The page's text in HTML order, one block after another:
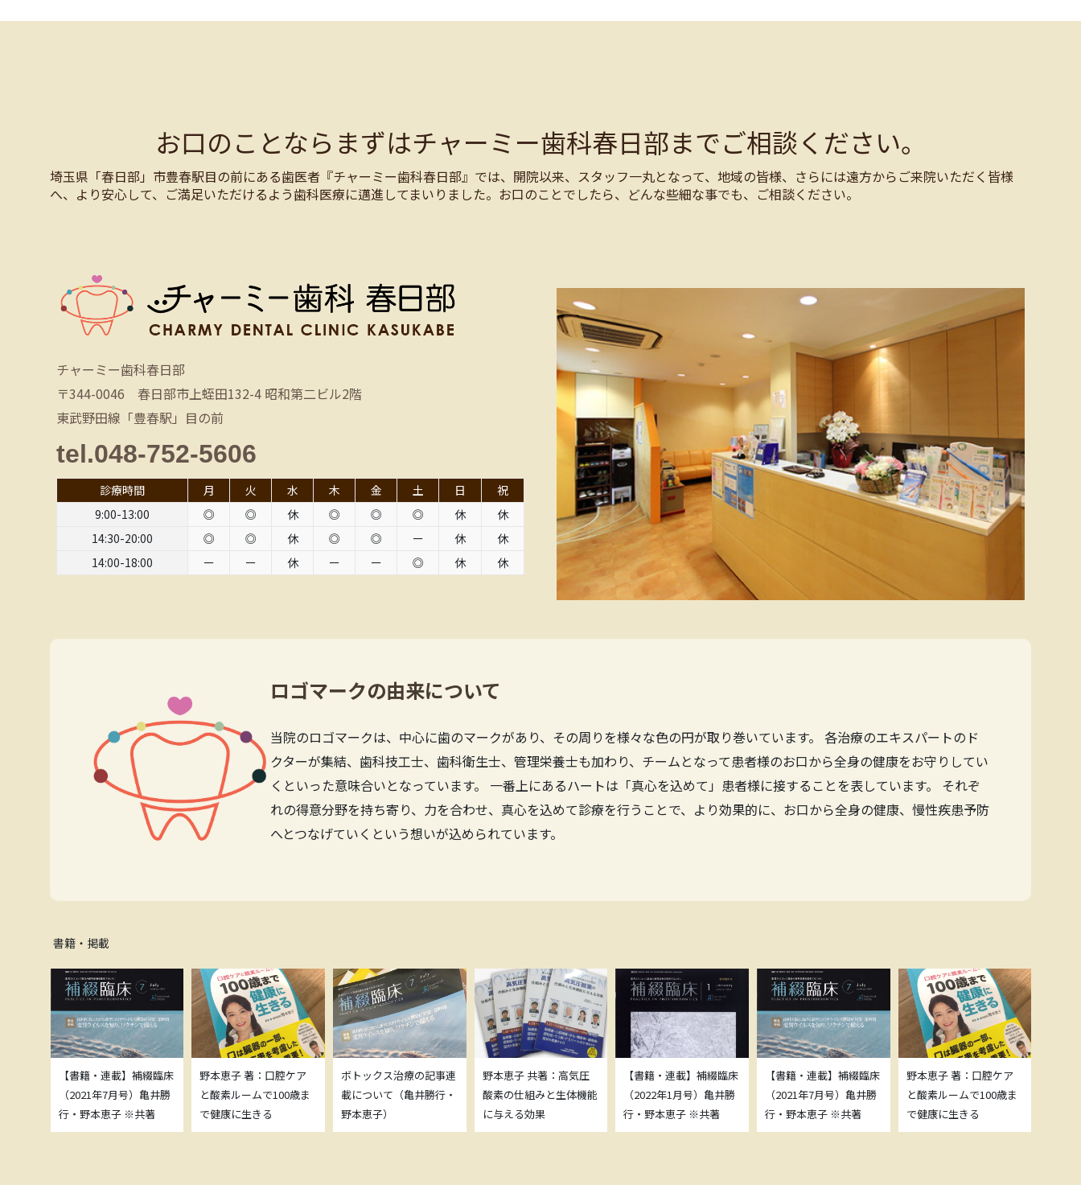
お口のことならまずはチャーミー歯科春日部までご相談ください。
埼玉県「春日部」市豊春駅目の前にある歯医者『チャーミー歯科春日部』では、開院以来、スタッフ一丸となって、地域の皆様、さらには遠方からご来院いただく皆様
へ、より安心して、ご満足いただけるよう歯科医療に邁進してまいりました。お口のことでしたら、どんな些細な事でも、ご相談ください。
チャーミー歯科春日部
〒344-0046 春日部市上蛭田132-4 昭和第二ビル2階
東武野田線「豊春駅」目の前
tel.048-752-5606
診療時間 月 火 水 木 金 土 日
祝
9:00-13:00
◎ ◎ 休 ◎ ◎ ◎ 休
休
14:30-20:00
◎ ◎ 休 ◎ ◎ ー 休
休
14:00-18:00
ー ー 休 ー ー ◎ 休 休
ロゴマークの由来について
当院のロゴマークは、中心に歯のマークがあり、その周りを様々な色の円が取り巻いています。 各治療のエキスパートのド
クターが集結、歯科技工士、歯科衛生士、管理栄養士も加わり、チームとなって患者様のお口から全身の健康をお守りしてい
くといった意味合いとなっています。 一番上にあるハートは「真心を込めて」患者様に接することを表しています。 それぞ
れの得意分野を持ち寄り、力を合わせ、真心を込めて診療を行うことで、より効果的に、お口から全身の健康、慢性疾患予防
へとつなげていくという想いが込められています。
書籍・掲載
【書籍・連載】補綴臨床
（2021年7月号）亀井勝
行・野本恵子 ※共著
野本恵子 著：口腔ケア
と酸素ルームで100歳ま
で健康に生きる
ボトックス治療の記事連
載について（亀井勝行・
野本恵子）
野本恵子 共著：高気圧
酸素の仕組みと生体機能
に与える効果
【書籍・連載】補綴臨床
（2022年1月号）亀井勝
行・野本恵子 ※共著
【書籍・連載】補綴臨床
（2021年7月号）亀井勝
行・野本恵子 ※共著
野本恵子 著：口腔ケア
と酸素ルームで100歳ま
で健康に生きる